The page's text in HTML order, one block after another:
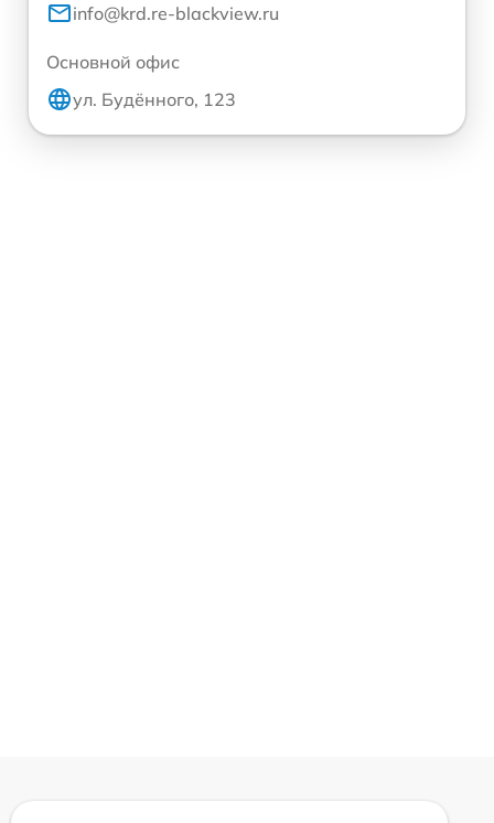
info@krd.re-blackview.ru
Основной офис
ул. Будённого, 123